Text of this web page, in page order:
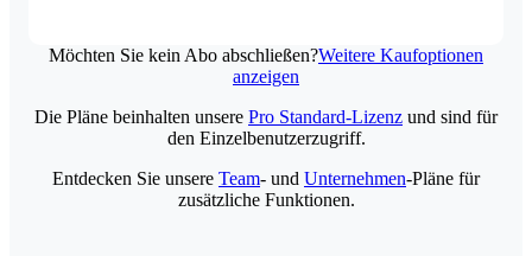
Möchten Sie kein Abo abschließen?Weitere Kaufoptionen
anzeigen
Die Pläne beinhalten unsere Pro Standard-Lizenz und sind für
den Einzelbenutzerzugriff.
Entdecken Sie unsere Team- und Unternehmen-Pläne für
zusätzliche Funktionen.